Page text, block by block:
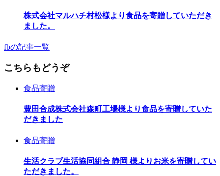
株式会社マルハチ村松様より食品を寄贈していただき
ました。
fbの記事一覧
こちらもどうぞ
食品寄贈
豊田合成株式会社森町工場様より食品を寄贈していた
だきました
食品寄贈
生活クラブ生活協同組合 静岡 様よりお米を寄贈してい
ただきました。